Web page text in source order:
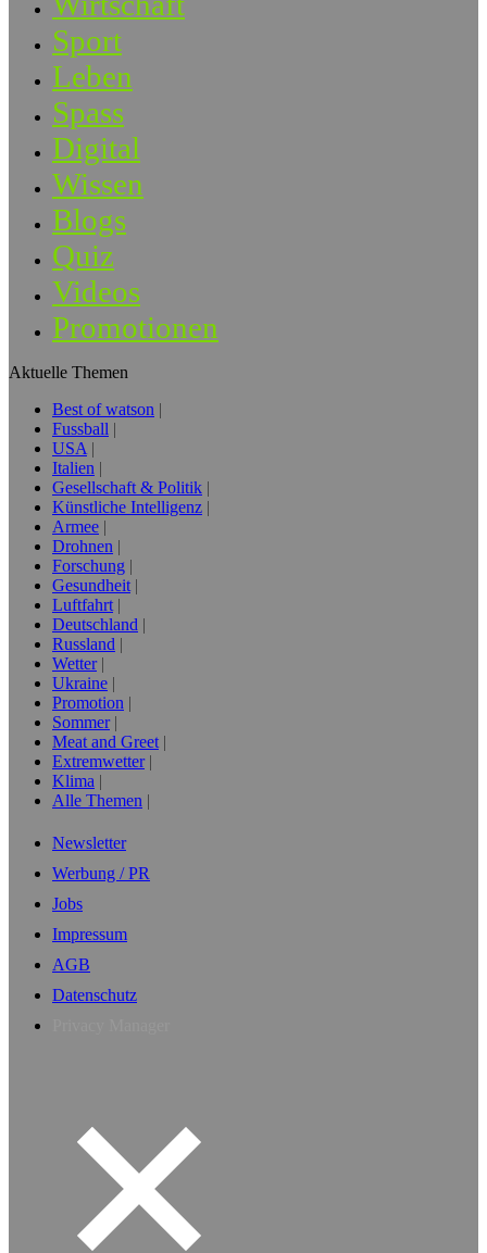
Sport
Leben
Spass
Digital
Wissen
Blogs
Quiz
Videos
Promotionen
Aktuelle Themen
Best of watson
Fussball
USA
Italien
Gesellschaft & Politik
Künstliche Intelligenz
Armee
Drohnen
Forschung
Gesundheit
Luftfahrt
Deutschland
Russland
Wetter
Ukraine
Promotion
Sommer
Meat and Greet
Extremwetter
Klima
Alle Themen
Newsletter
Werbung / PR
Jobs
Impressum
AGB
Datenschutz